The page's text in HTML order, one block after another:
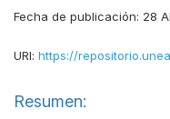
Fecha de publicación: 28
URI: https://
Resumen: